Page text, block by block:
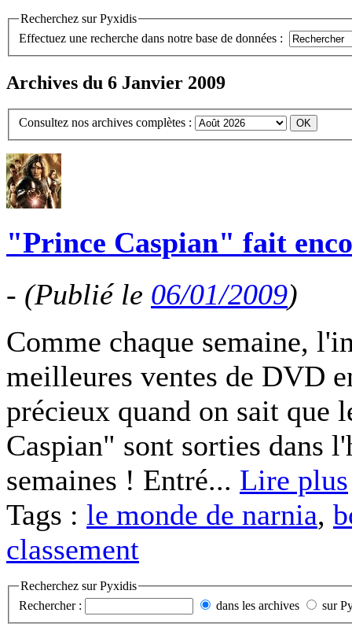
Recherchez sur Pyxidis
Effectuez une recherche dans notre base de données :
Archives du 6 Janvier 2009
Consultez nos archives complètes :
"Prince Caspian" fait
- (Publié le 06/01/2009)
Comme chaque semaine,
meilleures ventes de DVD
précieux quand on sait que
Caspian" sont sorties dans
semaines ! Entré... Lire plus
Tags : le monde de narnia,
classement
Recherchez sur Pyxidis
Rechercher :
dans les archives sur